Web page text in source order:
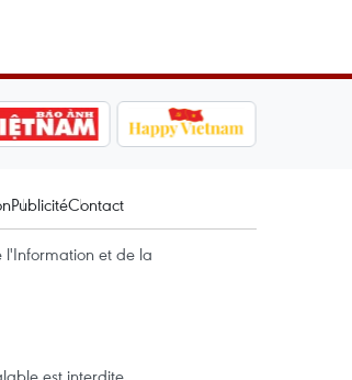
PublicitéContact
l'Information et de la
est interdite.